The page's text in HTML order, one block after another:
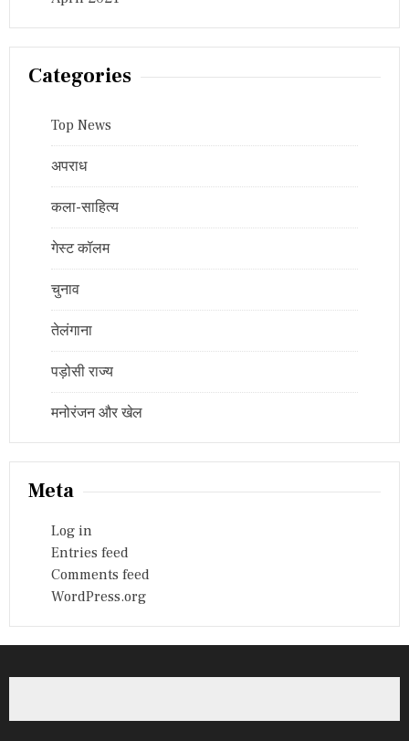
Categories
Top News
अपराध
कला-साहित्य
गेस्ट कॉलम
चुनाव
तेलंगाना
पड़ोसी राज्य
मनोरंजन और खेल
Meta
Log in
Entries feed
Comments feed
WordPress.org